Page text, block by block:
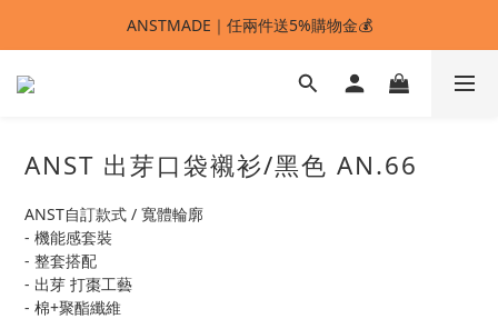
ANSTMADE｜任兩件送5%購物金💰
ANSTMADE｜任兩件送5%購物金💰
🚩 【SELECT服飾】1件95折、2件88折
ANSTMADE｜任兩件送5%購物金💰
ANST 出芽口袋襯衫/黑色 AN.66
ANST自訂款式 / 寬體輪廓
- 機能感套裝
- 整套搭配
- 出芽 打棗工藝
- 棉+聚酯纖維